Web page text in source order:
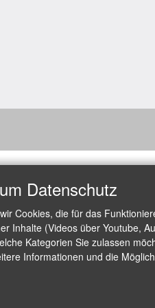
Datenschutz
Cookies, die für das
Inhalte (Videos über Youtube,
Kategorien Sie zulassen
Informationen und die